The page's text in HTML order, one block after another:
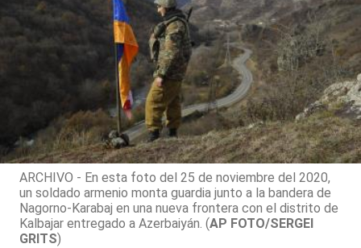
ARCHIVO - En esta foto del 25 de noviembre del 2020,
un soldado armenio monta guardia junto a la bandera de
Nagorno-Karabaj en una nueva frontera con el distrito de
Kalbajar entregado a Azerbaiyán. (AP FOTO/SERGEI
GRITS)